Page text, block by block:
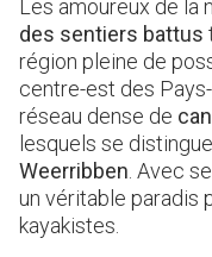
Les amoureux de la
des sentiers battus
région pleine de
centre-est des
réseau dense de
lesquels se
Weerribben . Avec
un véritable paradis
kayakistes.